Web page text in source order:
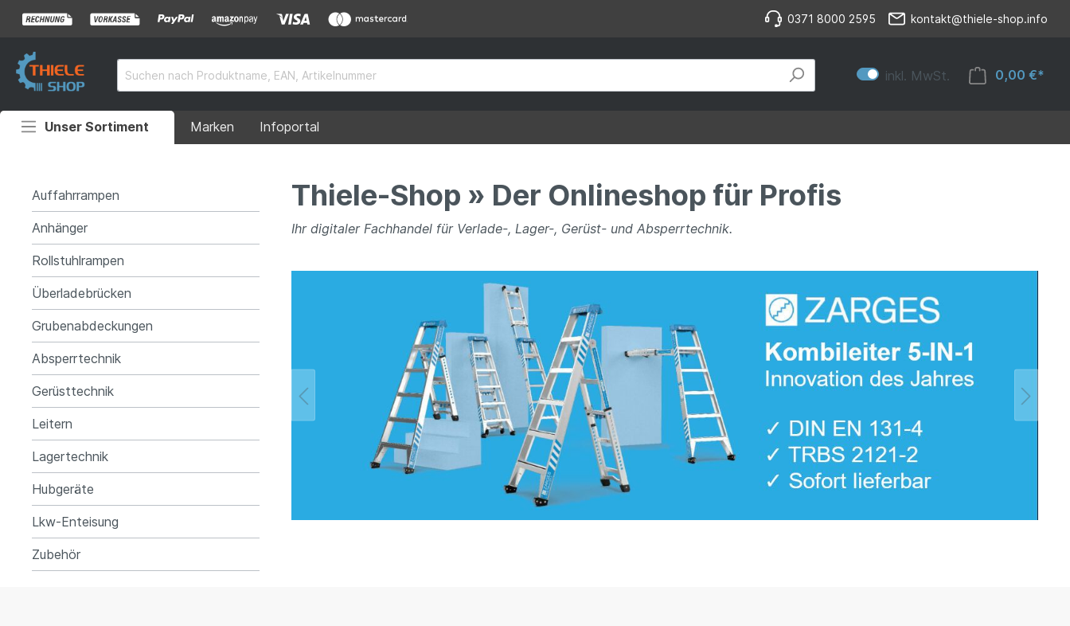
0371 8000 2595 kontakt@thiele-shop.info
inkl. MwSt. 0,00 €*
Unser Sortiment Marken Infoportal
Anhänger
Rollstuhlrampen
Überladebrücken
Grubenabdeckungen
Absperrtechnik
Gerüsttechnik
Leitern
Hubgeräte
Lkw-Enteisung
Zubehör
Auffahrrampen
Anhänger
Rollstuhlrampen
Überladebrücken
Grubenabdeckungen
Absperrtechnik
Gerüsttechnik
Leitern
Lagertechnik
Hubgeräte
Lkw-Enteisung
Zubehör
Thiele-Shop » Der Onlineshop für Profis
Ihr digitaler Fachhandel für Verlade-, Lager-, Gerüst- und Absperrtechnik.